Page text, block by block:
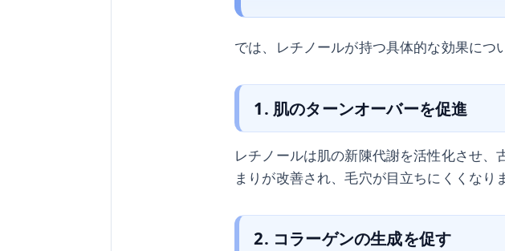
では、レチノールが持つ具体的な効果につ
1. 肌のターンオーバーを促進
レチノールは肌の新陳代謝を活性化させ
まりが改善され、毛穴が目立ちにくくなり
2. コラーゲンの生成を促す